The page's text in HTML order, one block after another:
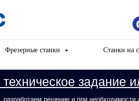
Фрезерные станки Станки на
задание или
решение и при необходимости